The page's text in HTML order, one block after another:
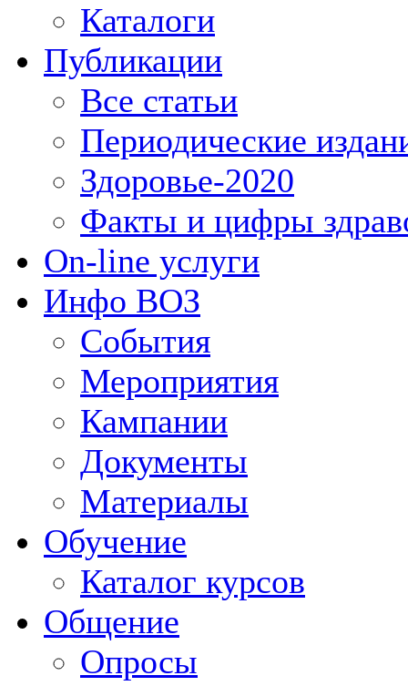
Каталоги
Публикации
Все статьи
Периодические
Здоровье-2020
Факты и цифры
On-line услуги
Инфо ВОЗ
События
Мероприятия
Кампании
Документы
Материалы
Обучение
Каталог курсов
Общение
Опросы